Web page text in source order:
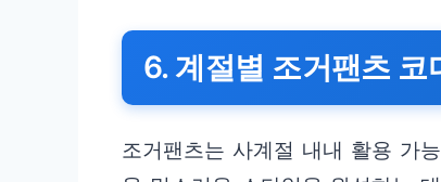
6. 계절별 조거팬츠 코
조거팬츠는 사계절 내내 활용 가